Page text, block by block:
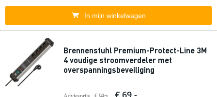
In mijn winkelwagen
Brennenstuhl Premium-Protect-Line 3M
4 voudige stroomverdeler met
overspanningsbeveiliging
€ 69,-